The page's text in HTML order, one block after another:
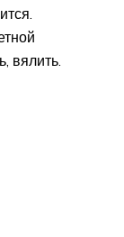
вялить.